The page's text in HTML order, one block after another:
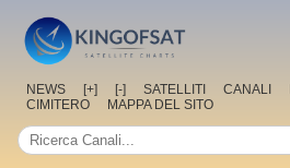
NEWS [+] [-] SATELLITI CANALI
CIMITERO
MAPPA DEL SITO